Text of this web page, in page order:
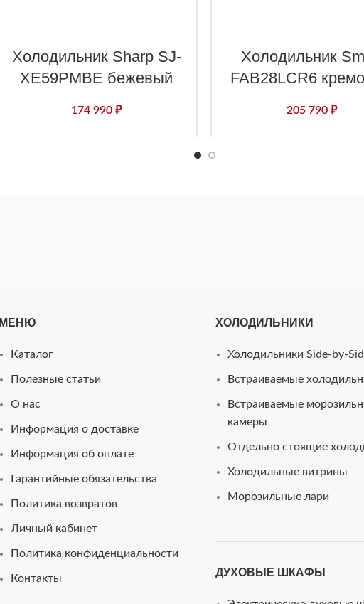
Холодильник Sharp SJ-
XE59PMBE бежевый
174 990₽
Холодильник
FAB28LCR6
205 790 ₽
МЕНЮ
Каталог
Полезные статьи
О нас
Информация о доставке
Информация об оплате
Гарантийные обязательства
Политика возвратов
Личный кабинет
Политика конфиденциальности
Контакты
ХОЛОДИЛЬНИКИ
Холодильники Side-by-
Встраиваемые
Встраиваемые
камеры
Отдельно стоящие
Холодильные витрины
Морозильные лари
ДУХОВЫЕ ШКАФЫ